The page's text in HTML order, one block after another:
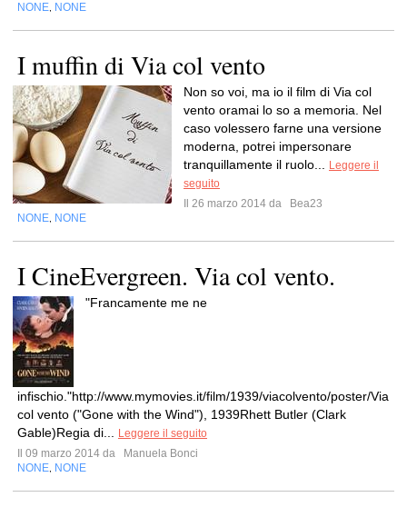
NONE NONE
I muffin di Via col vento
Non so voi, ma io il film di Via col
vento oramai lo so a memoria. Nel
caso volessero farne una versione
moderna, potrei impersonare
tranquillamente il ruolo...
Leggere il
seguito
Il 26 marzo 2014 da
Bea23
NONE NONE
I CineEvergreen. Via col vento.
"Francamente me ne
infischio."http://www.mymovies.it/film/1939/viacolvento/poster/Via
col vento ("Gone with the Wind"), 1939Rhett Butler (Clark
Gable)Regia di...
Leggere il seguito
Il 09 marzo 2014 da
Manuela Bonci
NONE NONE